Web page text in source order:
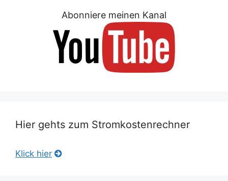
Abonniere meinen Kanal
Hier gehts zum Stromkostenrechner
Klick hier